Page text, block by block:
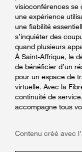
visioconférences se
une expérience
une fiabilité
s’inquiéter des
quand plusieurs
À Saint-Affrique, le
de bénéficier d’un
pour un espace de
virtuelle. Avec la
continuité de
accompagne tous
Contenu créé avec